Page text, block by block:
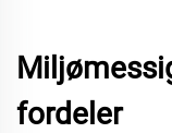
fordeler